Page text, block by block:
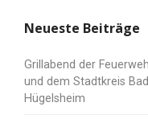
Neueste Beiträge
Grillabend der
und dem Stadtkreis
Hügelsheim